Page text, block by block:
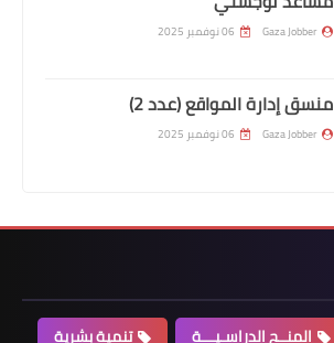
Gaza Jobber 06 نوفمبر 2025
منسق إدارة المواقع (عدد 2)
Gaza Jobber 06 نوفمبر 2025
المنــح الدراسـيـــة
تنمية بشرية